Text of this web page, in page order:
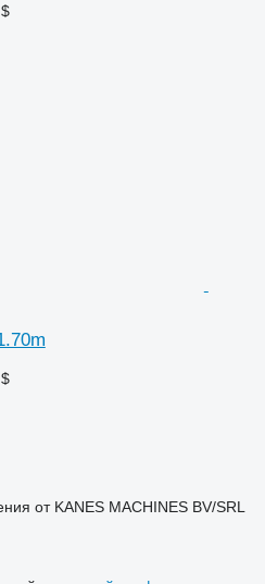
от KANES MACHINES BV/SRL